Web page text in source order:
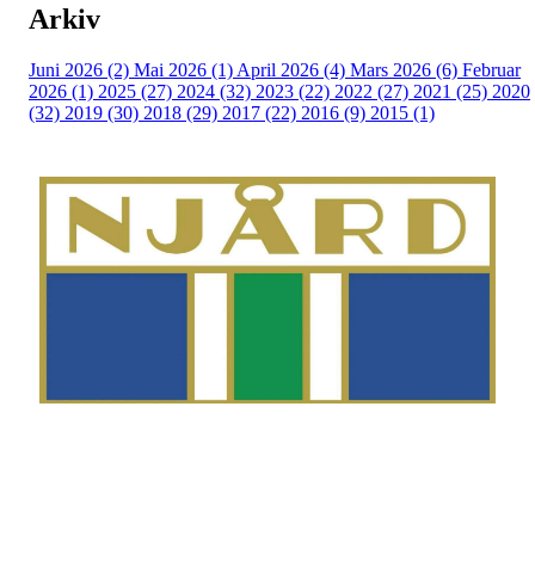
Arkiv
Juni 2026 (2) Mai 2026 (1) April 2026 (4) Mars 2026 (6) Februar
2026 (1) 2025 (27) 2024 (32) 2023 (22) 2022 (27) 2021 (25) 2020
(32) 2019 (30) 2018 (29) 2017 (22) 2016 (9) 2015 (1)